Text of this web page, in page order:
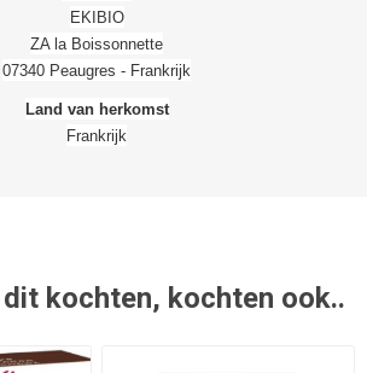
EKIBIO
ZA la Boissonnette
07340 Peaugres - Frankrijk
Land van herkomst
Frankrijk
kochten, kochten ook..